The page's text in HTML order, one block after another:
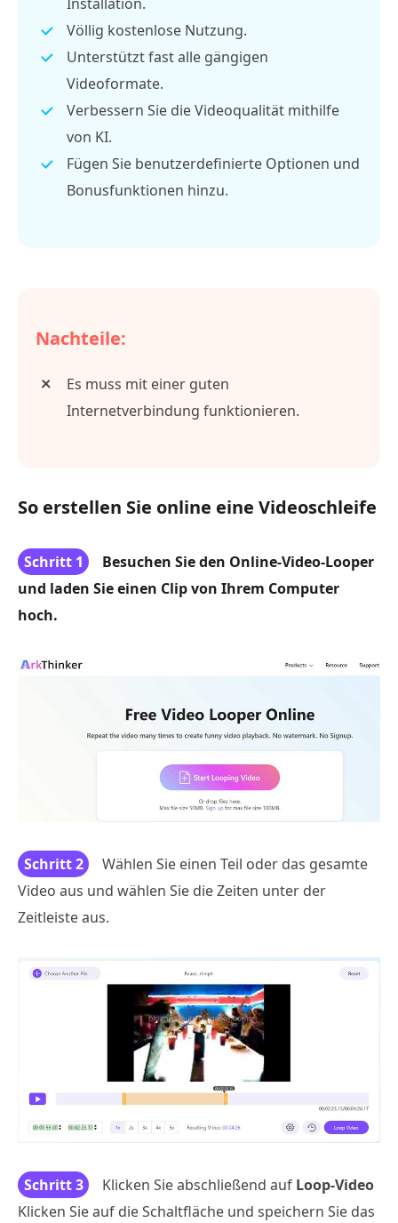
Völlig kostenlose Nutzung.
Unterstützt fast alle gängigen
Videoformate.
Verbessern Sie die Videoqualität mithilfe
von KI.
Fügen Sie benutzerdefinierte Optionen und
Bonusfunktionen hinzu.
Nachteile:
Es muss mit einer guten
Internetverbindung funktionieren.
So erstellen Sie online eine Videoschleife
Schritt 1
Besuchen Sie den Online-Video-Looper
und laden Sie einen Clip von Ihrem Computer
hoch.
Schritt 2
Wählen Sie einen Teil oder das gesamte
Video aus und wählen Sie die Zeiten unter der
Zeitleiste aus.
Schritt 3 Klicken Sie abschließend auf Loop-Video
Klicken Sie auf die Schaltfläche und speichern Sie das